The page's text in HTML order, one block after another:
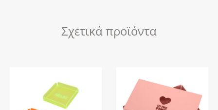
Σχετικά προϊόντα